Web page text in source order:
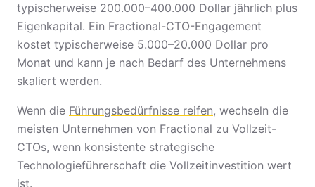
typischerweise 200.000–400.000 Dollar jährlich plus
Eigenkapital. Ein Fractional-CTO-Engagement
kostet typischerweise 5.000–20.000 Dollar pro
Monat und kann je nach Bedarf des Unternehmens
skaliert werden.
Wenn die Führungsbedürfnisse reifen, wechseln die
meisten Unternehmen von Fractional zu Vollzeit-
CTOs, wenn konsistente strategische
Technologieführerschaft die Vollzeitinvestition wert
ist.